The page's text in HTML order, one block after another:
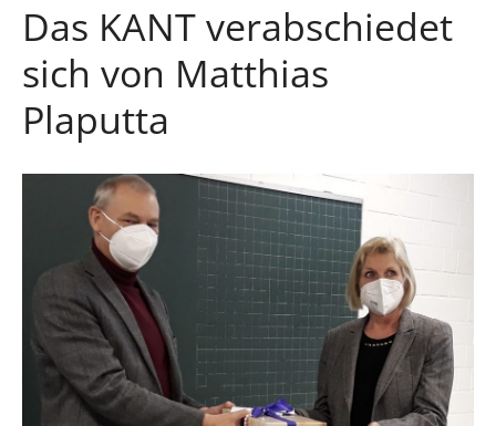
Das KANT verabschiedet
sich von Matthias
Plaputta